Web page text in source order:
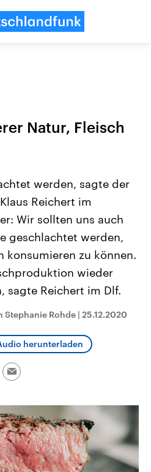
aus
USA
Aktuelle Beiträge,
Hintergründe
Wirtschaftlich und
gehören die Vereinigten
den mächtigsten Ländern
mit großem Einfluss auf
Podcasts
Natur, Fleisch
werden, sagte der
Reichert im
Wir sollten uns auch
geschlachtet werden,
konsumieren zu können.
wieder
sagte Reichert im Dlf.
Stephanie Rohde | 25.12.2020
herunterladen
Email